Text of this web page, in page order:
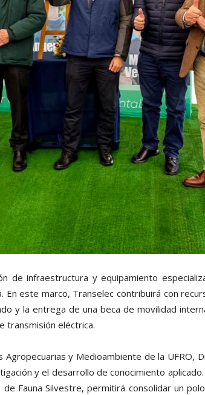
de infraestructura y equipamiento
En este marco, Transelec contribuirá con
y la entrega de una beca de movilidad
transmisión eléctrica.
Agropecuarias y Medioambiente de la UFRO,
y el desarrollo de conocimiento
Fauna Silvestre, permitirá consolidar un